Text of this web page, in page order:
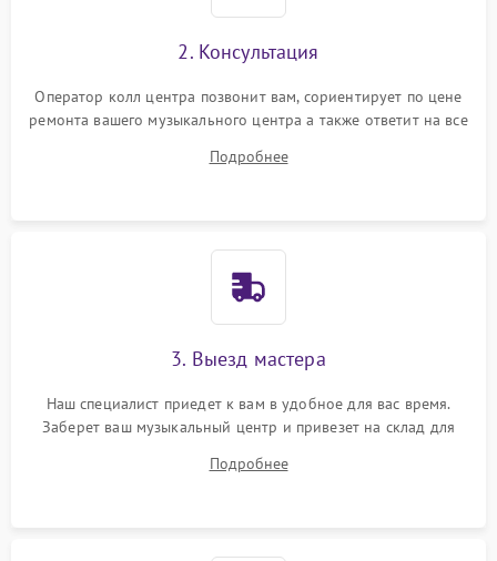
2. Консультация
Оператор колл центра позвонит вам, сориентирует по цене
ремонта вашего музыкального центра а также ответит на все
Подробнее
3. Выезд мастера
Наш специалист приедет к вам в удобное для вас время.
Заберет ваш музыкальный центр и привезет на склад для
Подробнее